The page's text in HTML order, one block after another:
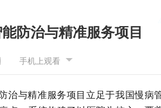
防治与精准服务项目
手机上观看
治与精准服务项目立足于我国慢病